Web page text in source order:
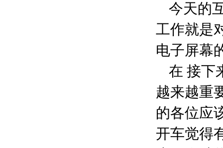
今天的
工作就是
电子屏幕
在 接下
越来越重
的各位应
开车觉得